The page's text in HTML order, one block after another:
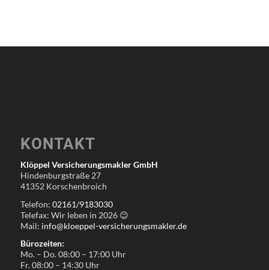
KONTAKT
Klöppel Versicherungsmakler GmbH
Hindenburgstraße 27
41352 Korschenbroich
Telefon: 02161/9183030
Telefax: Wir leben in 2026 😉
Mail: info@kloeppel-versicherungsmakler.de
Bürozeiten:
Mo. – Do. 08:00 – 17:00 Uhr
Fr. 08:00 – 14:30 Uhr